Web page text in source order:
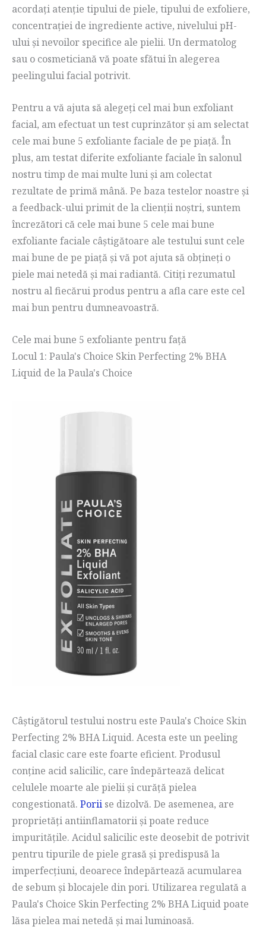
acordați atenție tipului de piele, tipului de exfoliere,
concentrației de ingrediente active, nivelului pH-
ului și nevoilor specifice ale pielii. Un dermatolog
sau o cosmeticiană vă poate sfătui în alegerea
peelingului facial potrivit.
Pentru a vă ajuta să alegeți cel mai bun exfoliant
facial, am efectuat un test cuprinzător și am selectat
cele mai bune 5 exfoliante faciale de pe piață. În
plus, am testat diferite exfoliante faciale în salonul
nostru timp de mai multe luni și am colectat
rezultate de primă mână. Pe baza testelor noastre și
a feedback-ului primit de la clienții noștri, suntem
încrezători că cele mai bune 5 cele mai bune
exfoliante faciale câștigătoare ale testului sunt cele
mai bune de pe piață și vă pot ajuta să obțineți o
piele mai netedă și mai radiantă. Citiți rezumatul
nostru al fiecărui produs pentru a afla care este cel
mai bun pentru dumneavoastră.
Cele mai bune 5 exfoliante pentru față
Locul 1: Paula's Choice Skin Perfecting 2% BHA
Liquid de la Paula's Choice
Câștigătorul testului nostru este Paula's Choice Skin
Perfecting 2% BHA Liquid. Acesta este un peeling
facial clasic care este foarte eficient. Produsul
conține acid salicilic, care îndepărtează delicat
celulele moarte ale pielii și curăță pielea
congestionată. Porii se dizolvă. De asemenea, are
proprietăți antiinflamatorii și poate reduce
impuritățile. Acidul salicilic este deosebit de potrivit
pentru tipurile de piele grasă și predispusă la
imperfecțiuni, deoarece îndepărtează acumularea
de sebum și blocajele din pori. Utilizarea regulată a
Paula's Choice Skin Perfecting 2% BHA Liquid poate
lăsa pielea mai netedă și mai luminoasă.